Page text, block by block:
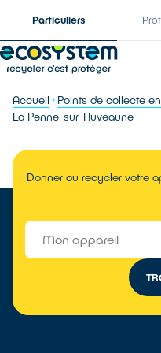
Particuliers
Accueil Points de collecte
La Penne-sur-Huveaune
Donner ou recycler votre